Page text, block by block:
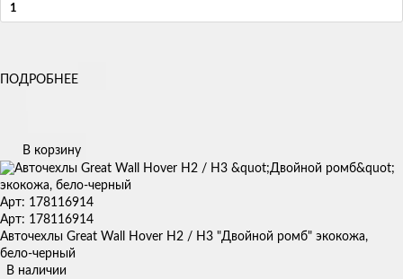
ПОДРОБНЕЕ
В корзину
Арт: 178116914
Арт: 178116914
Авточехлы Great Wall Hover H2 / H3 "Двойной ромб" экокожа,
бело-черный
В наличии